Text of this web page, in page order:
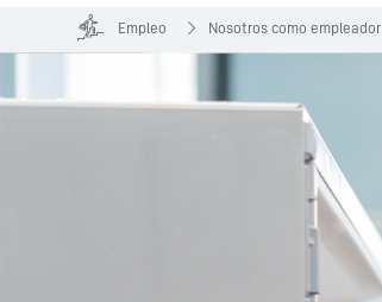
Empleo Nosotros como empleador